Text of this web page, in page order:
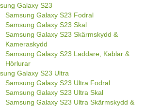
Galaxy S23
Samsung Galaxy S23 Fodral
Samsung Galaxy S23 Skal
Samsung Galaxy S23 Skärmskydd &
Kameraskydd
Samsung Galaxy S23 Laddare, Kablar &
Hörlurar
Galaxy S23 Ultra
Samsung Galaxy S23 Ultra Fodral
Samsung Galaxy S23 Ultra Skal
Samsung Galaxy S23 Ultra Skärmskydd &